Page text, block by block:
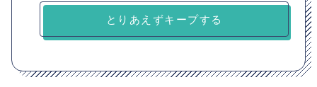
とりあえずキープする